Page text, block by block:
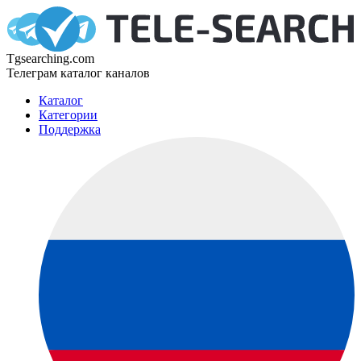
Tgsearching.com
Телеграм каталог каналов
Каталог
Категории
Поддержка